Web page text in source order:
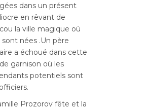
dans un présent
en rêvant de
la ville magique où
sont nées .Un père
a échoué dans cette
garnison où les
potentiels sont
Prozorov fête et la